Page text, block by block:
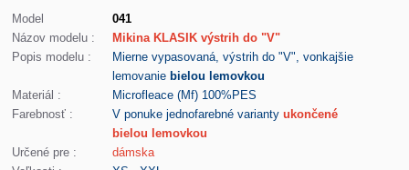
Model
041
Názov modelu :
Mikina KLASIK výstrih do "V"
Popis modelu :
Mierne vypasovaná, výstrih do "V", vonkajšie
lemovanie bielou lemovkou
Materiál :
Microfleace (Mf) 100%PES
Farebnosť :
V ponuke jednofarebné variantyukončené
bielou lemovkou
Určené pre :
dámska